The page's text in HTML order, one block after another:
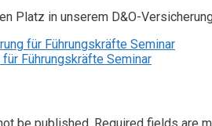
Platz in unserem D&O-
für Führungskräfte Seminar
Führungskräfte Seminar